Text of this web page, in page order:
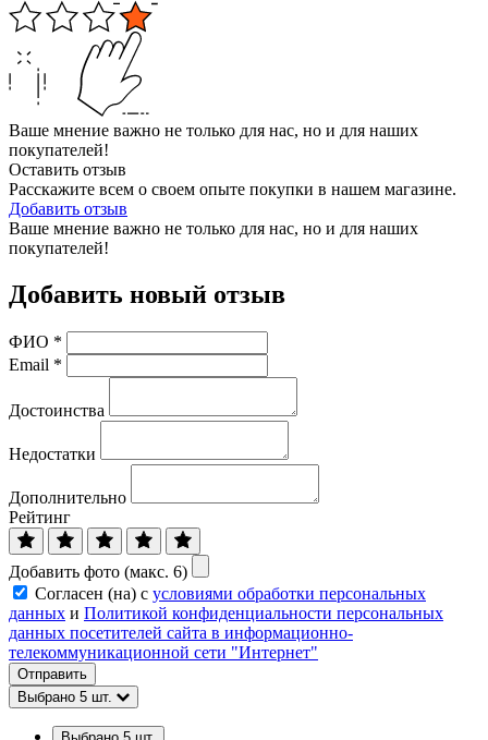
Ваше мнение важно не только для нас, но и для наших
покупателей!
Оставить отзыв
Расскажите всем о своем опыте покупки в нашем магазине.
Добавить отзыв
Ваше мнение важно не только для нас, но и для наших
покупателей!
Добавить новый отзыв
ФИО *
Email *
Достоинства
Недостатки
Дополнительно
Рейтинг
Добавить фото (макс. 6)
Согласен (на) с условиями обработки персональных
данных и Политикой конфиденциальности персональных
данных посетителей сайта в информационно-
телекоммуникационной сети "Интернет"
Отправить
Выбрано 5 шт.